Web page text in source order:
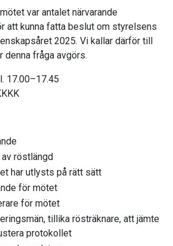
var antalet närvarande
att kunna fatta beslut om styrelsens
2025. Vi kallar därför till
denna fråga avgörs.
17.00–17.45
röstlängd
har utlysts på rätt sätt
för mötet
för mötet
tillika rösträknare, att jämte
protokollet